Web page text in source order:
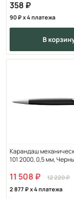
358
90 x 4 платежа
в
Карандаш
101 2000, 0,5 мм,
11 508
12 220
2 877
x 4 платежа